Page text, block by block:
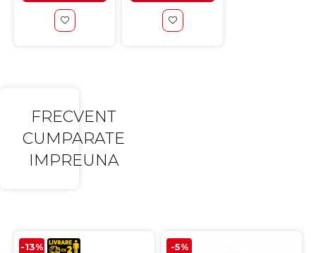
FRECVENT
CUMPARATE
IMPREUNA
-13% -5%